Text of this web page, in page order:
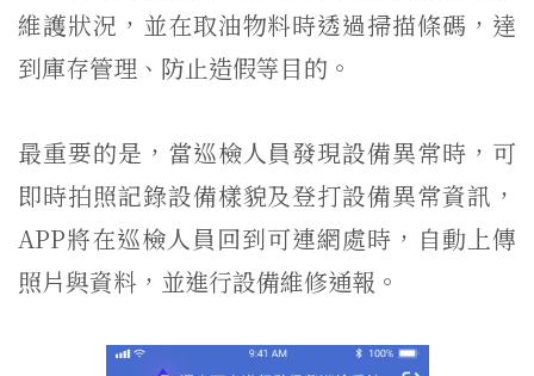
維護狀況，並在取油物料時透過掃描條碼，達
到庫存管理、防止造假等目的。
最重要的是，當巡檢人員發現設備異常時，可
即時拍照記錄設備樣貌及登打設備異常資訊，
APP將在巡檢人員回到可連網處時，自動上傳
照片與資料，並進行設備維修通報。